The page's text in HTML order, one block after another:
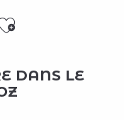
DANS LE